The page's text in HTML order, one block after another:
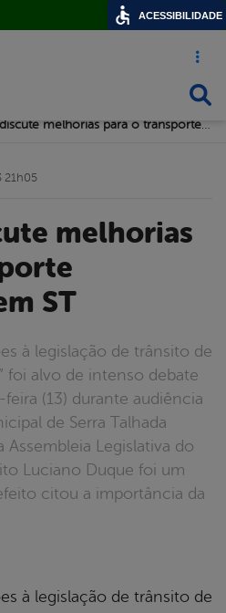
Acesso
ST
foi alvo de intenso debate
(13) durante audiência
de Serra Talhada
Assembleia Legislativa do
Luciano Duque foi um
citou a importância da
21h05
à legislação de trânsito de
ACESSIBILIDADE